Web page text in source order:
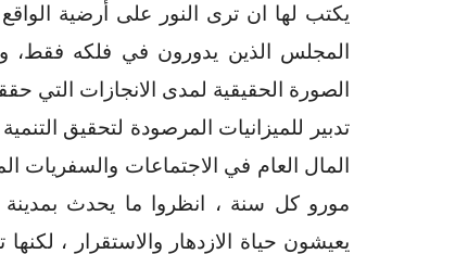
يكتب لها ان ترى النور على أرضية
المجلس الذين يدورون في فلكه
الصورة الحقيقية لمدى الانجازات التي
تدبير للميزانيات المرصودة لتحقيق
المال العام في الاجتماعات والسفريات
مورو كل سنة ، انظروا ما يحدث بمدينة
يعيشون حياة الازدهار والاستقرار ،